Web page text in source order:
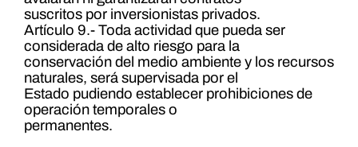
suscritos por inversionistas privados.
Artículo 9.- Toda actividad que pueda ser
considerada de alto riesgo para la
conservación del medio ambiente y los recursos
naturales, será supervisada por el
Estado pudiendo establecer prohibiciones de
operación temporales o
permanentes.